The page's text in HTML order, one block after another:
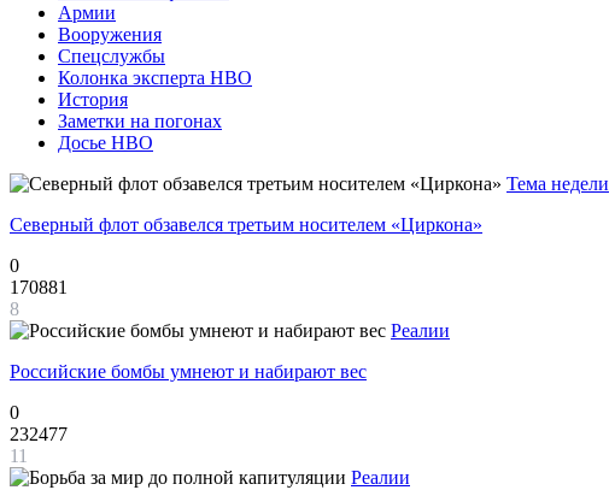
Армии
Вооружения
Спецслужбы
Колонка эксперта НВО
История
Заметки на погонах
Досье НВО
Тема недели
Северный флот обзавелся третьим носителем «Циркона»
0
170881
8
Реалии
Российские бомбы умнеют и набирают вес
0
232477
11
Реалии